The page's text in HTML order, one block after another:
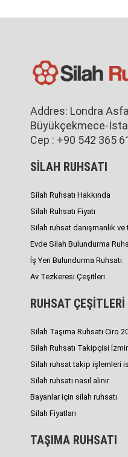
Addres: Londra
Büyükçekmece-
Cep : +90 542 365
SİLAH RUHSATI
Silah Ruhsatı Hakkında
Silah Ruhsatı Fiyatı
Silah ruhsat danışmanlık
Evde Silah Bulundurma
İş Yeri Bulundurma Ruhsatı
Av Tezkeresi Çeşitleri
RUHSAT ÇEŞİTLERİ
Silah Taşıma Ruhsatı Ciro
Silah Ruhsatı Takipçisi İzmir
Silah ruhsat takip işlemleri
Silah ruhsatı nasıl alınır
Bayanlar için silah ruhsatı
Silah Fiyatları
TAŞIMA RUHSATI